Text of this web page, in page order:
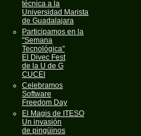
técnica a la
Universidad Marista
de Guadalajara
Participamos en la
"Semana
Tecnológica"
El Divec Fest
de la U de G
CUCEI
Celebramos
Software
Freedom Day
El Magis de ITESO
Un invasión
de pingüinos